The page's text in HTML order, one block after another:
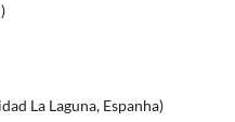
La Laguna, Espanha)